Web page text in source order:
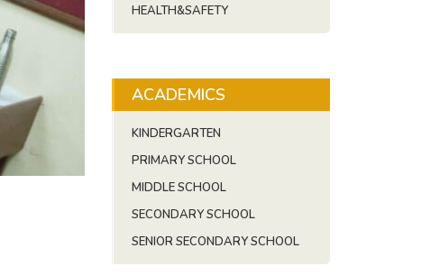
HEALTH&SAFETY
ACADEMICS
KINDERGARTEN
PRIMARY SCHOOL
MIDDLE SCHOOL
SECONDARY SCHOOL
SENIOR SECONDARY SCHOOL